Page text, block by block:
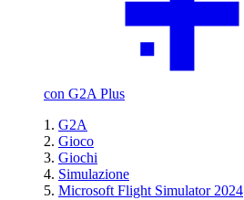
con G2A Plus
G2A
Gioco
Giochi
Simulazione
Microsoft Flight Simulator 2024